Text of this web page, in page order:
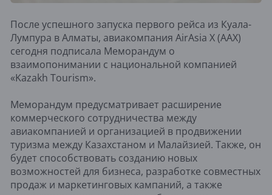
После успешного запуска первого рейса из Куала-
Лумпура в Алматы, авиакомпания AirAsia X (AAX)
сегодня подписала Меморандум о
взаимопонимании с национальной компанией
«Kazakh Tourism».
Меморандум предусматривает расширение
коммерческого сотрудничества между
авиакомпанией и организацией в продвижении
туризма между Казахстаном и Малайзией. Также, он
будет способствовать созданию новых
возможностей для бизнеса, разработке совместных
продаж и маркетинговых кампаний, а также